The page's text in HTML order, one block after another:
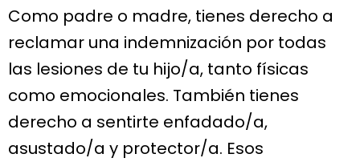
Como padre o madre, tienes derecho a
reclamar una indemnización por todas
las lesiones de tu hijo/a, tanto físicas
como emocionales. También tienes
derecho a sentirte enfadado/a,
asustado/a y protector/a. Esos